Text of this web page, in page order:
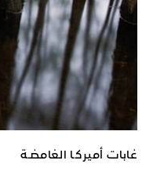
غابات أميركـا الغامضـة